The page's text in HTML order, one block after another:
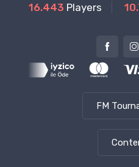
16.443 Players
FM